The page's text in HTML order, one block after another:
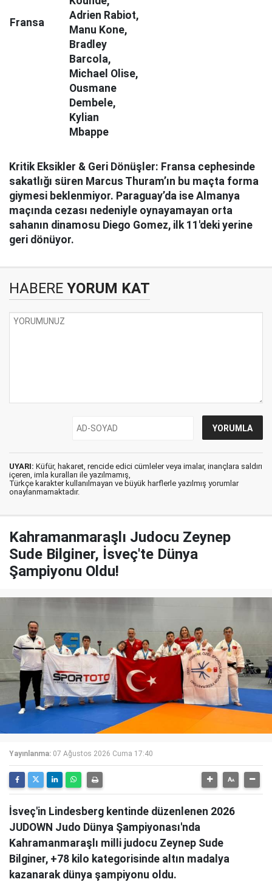
Fransa
Adrien Rabiot,
Manu Kone,
Bradley
Barcola,
Michael Olise,
Ousmane
Dembele,
Kylian
Mbappe
Kritik Eksikler & Geri Dönüşler: Fransa cephesinde
sakatlığı süren Marcus Thuram’ın bu maçta forma
giymesi beklenmiyor. Paraguay’da ise Almanya
maçında cezası nedeniyle oynayamayan orta
sahanın dinamosu Diego Gomez, ilk 11'deki yerine
geri dönüyor.
HABERE YORUM KAT
UYARI: Küfür, hakaret, rencide edici cümleler veya imalar, inançlara saldırı
içeren, imla kuralları ile yazılmamış,
Türkçe karakter kullanılmayan ve büyük harflerle yazılmış yorumlar
onaylanmamaktadır.
Kahramanmaraşlı Judocu Zeynep
Sude Bilginer, İsveç'te Dünya
Şampiyonu Oldu!
Yayınlanma: 07 Ağustos 2026 Cuma 17:40
İsveç'in Lindesberg kentinde düzenlenen 2026
JUDOWN Judo Dünya Şampiyonası'nda
Kahramanmaraşlı milli judocu Zeynep Sude
Bilginer, +78 kilo kategorisinde altın madalya
kazanarak dünya şampiyonu oldu.